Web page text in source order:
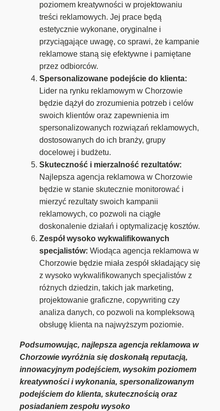
poziomem kreatywności w projektowaniu
treści reklamowych. Jej prace będą
estetycznie wykonane, oryginalne i
przyciągające uwagę, co sprawi, że kampanie
reklamowe staną się efektywne i pamiętane
przez odbiorców.
Spersonalizowane podejście do klienta:
Lider na rynku reklamowym w Chorzowie
będzie dążył do zrozumienia potrzeb i celów
swoich klientów oraz zapewnienia im
spersonalizowanych rozwiązań reklamowych,
dostosowanych do ich branży, grupy
docelowej i budżetu.
Skuteczność i mierzalność rezultatów:
Najlepsza agencja reklamowa w Chorzowie
będzie w stanie skutecznie monitorować i
mierzyć rezultaty swoich kampanii
reklamowych, co pozwoli na ciągłe
doskonalenie działań i optymalizację kosztów.
Zespół wysoko wykwalifikowanych
specjalistów: Wiodąca agencja reklamowa w
Chorzowie będzie miała zespół składający się
z wysoko wykwalifikowanych specjalistów z
różnych dziedzin, takich jak marketing,
projektowanie graficzne, copywriting czy
analiza danych, co pozwoli na kompleksową
obsługę klienta na najwyższym poziomie.
Podsumowując, najlepsza agencja reklamowa w
Chorzowie wyróżnia się doskonałą reputacją,
innowacyjnym podejściem, wysokim poziomem
kreatywności i wykonania, spersonalizowanym
podejściem do klienta, skutecznością oraz
posiadaniem zespołu wysoko